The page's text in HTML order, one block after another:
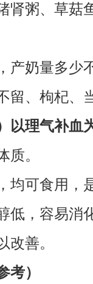
肾粥、草菇
产奶量多少
留、枸杞、
以理气补血
。
均可食用，
低，容易消
改善。
）